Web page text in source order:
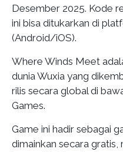
Desember 2025. Kode
ini bisa ditukarkan di
(Android/iOS).
Where Winds Meet
dunia Wuxia yang
rilis secara global di
Games.
Game ini hadir sebagai
dimainkan secara